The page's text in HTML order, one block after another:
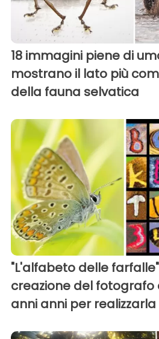
18 immagini piene di
mostrano il lato più
della fauna selvatica
"L'alfabeto delle
creazione del fotografo
anni anni per realizzarla